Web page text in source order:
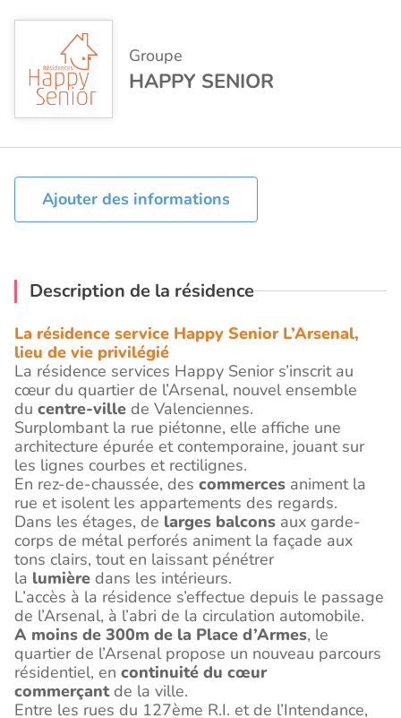
Groupe
HAPPY SENIOR
Ajouter des informations
Description de la résidence
La résidence service Happy Senior L’Arsenal,
lieu de vie privilégié
La résidence services Happy Senior s’inscrit au
cœur du quartier de l’Arsenal, nouvel ensemble
du centre-ville de Valenciennes.
Surplombant la rue piétonne, elle affiche une
architecture épurée et contemporaine, jouant sur
les lignes courbes et rectilignes.
En rez-de-chaussée, des commerces animent la
rue et isolent les appartements des regards.
Dans les étages, de larges balcons aux garde-
corps de métal perforés animent la façade aux
tons clairs, tout en laissant pénétrer
la lumière dans les intérieurs.
L’accès à la résidence s’effectue depuis le passage
de l’Arsenal, à l’abri de la circulation automobile.
A moins de 300m de la Place d’Armes, le
quartier de l’Arsenal propose un nouveau parcours
résidentiel, en continuité du cœur
commerçantde la ville.
Entre les rues du 127ème R.I. et de l’Intendance,